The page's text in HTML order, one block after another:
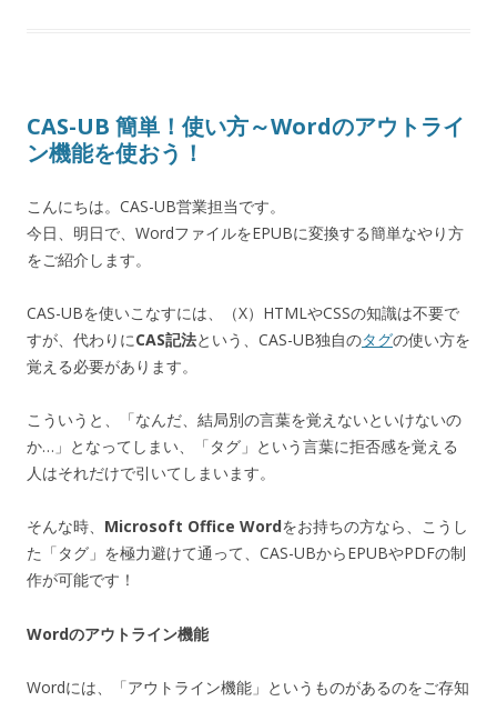
CAS-UB 簡単！使い方～Wordのアウトライ
ン機能を使おう！
こんにちは。CAS-UB営業担当です。
今日、明日で、WordファイルをEPUBに変換する簡単なやり方
をご紹介します。
CAS-UBを使いこなすには、（X）HTMLやCSSの知識は不要で
すが、代わりにCAS記法という、CAS-UB独自のタグの使い方を
覚える必要があります。
こういうと、「なんだ、結局別の言葉を覚えないといけないの
か…」となってしまい、「タグ」という言葉に拒否感を覚える
人はそれだけで引いてしまいます。
そんな時、 Microsoft Office Wordをお持ちの方なら、こうし
た「タグ」を極力避けて通って、CAS-UBからEPUBやPDFの制
作が可能です！
Wordのアウトライン機能
Wordには、「アウトライン機能」というものがあるのをご存知